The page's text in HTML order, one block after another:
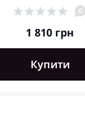
Sensitive Cleansing
Dr.Spiller 200мл
0
1 810 грн
Купити